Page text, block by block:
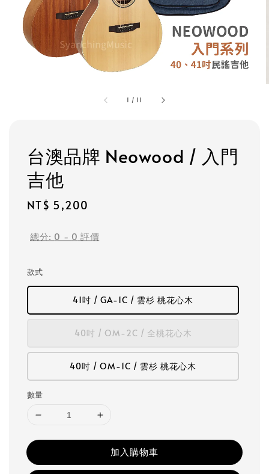
1 / 11
台澳品牌 Neowood / 入門
吉他
Regular
NT$ 5,200
總分: 0 - 0 評價
款式
41吋 / GA-1C / 雲杉 桃花心木
40吋 / OM-2C / 全桃花心木
40吋 / OM-1C / 雲杉 桃花心木
數量
加入購物車